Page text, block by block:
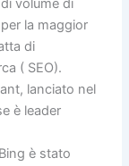
volume di
la maggior
di
( SEO).
lanciato nel
è leader
è stato